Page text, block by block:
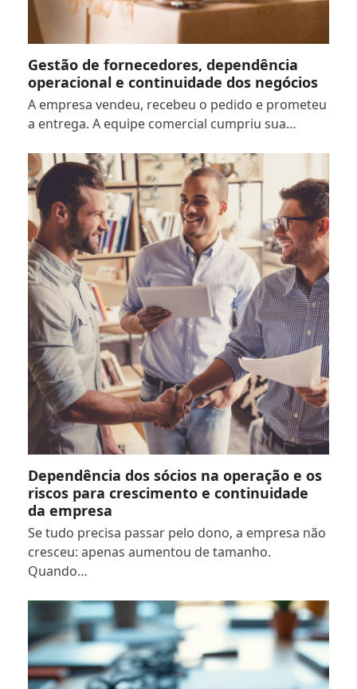
Gestão de fornecedores, dependência
operacional e continuidade dos negócios
A empresa vendeu, recebeu o pedido e prometeu
a entrega. A equipe comercial cumpriu sua…
Dependência dos sócios na operação e os
riscos para crescimento e continuidade
da empresa
Se tudo precisa passar pelo dono, a empresa não
cresceu: apenas aumentou de tamanho.
Quando…